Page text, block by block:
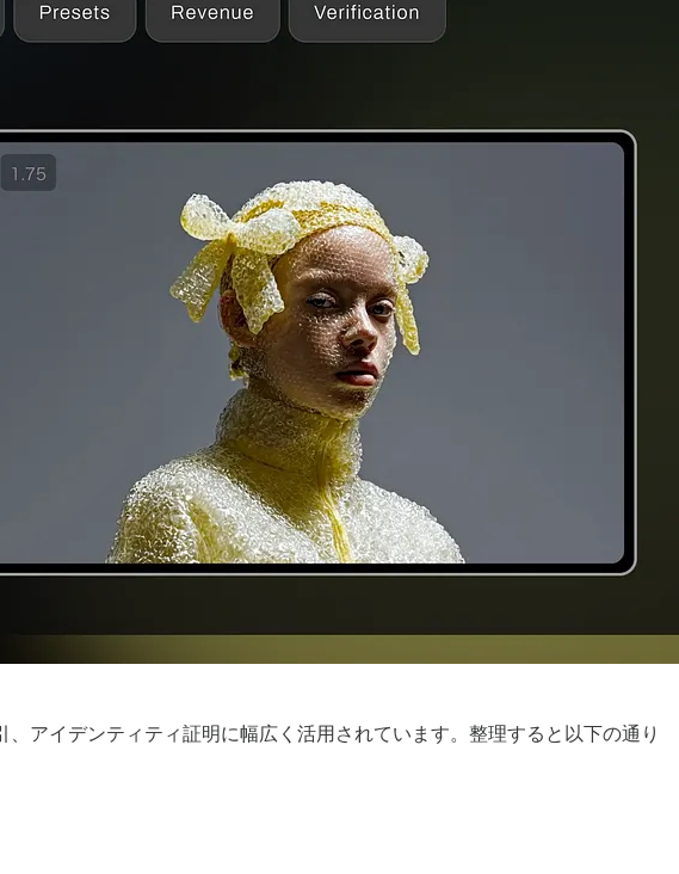
アイデンティティ証明に幅広く活用されています。整理すると以下の通り